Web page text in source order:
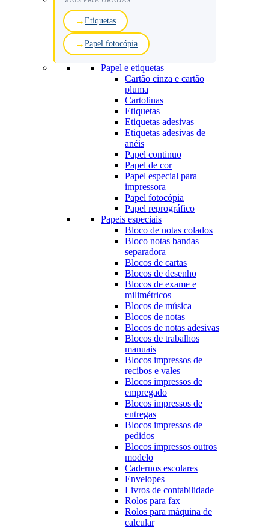
Etiquetas
Papel fotocópia
Papel e etiquetas
Cartão cinza e cartão
pluma
Cartolinas
Etiquetas
Etiquetas adesivas
Etiquetas adesivas de
anéis
Papel continuo
Papel de cor
Papel especial para
impressora
Papel fotocópia
Papel reprográfico
Papeis especiais
Bloco de notas colados
Bloco notas bandas
separadora
Blocos de cartas
Blocos de desenho
Blocos de exame e
milimétricos
Blocos de música
Blocos de notas
Blocos de notas adesivas
Blocos de trabalhos
manuais
Blocos impressos de
recibos e vales
Blocos impressos de
empregado
Blocos impressos de
entregas
Blocos impressos de
pedidos
Blocos impressos outros
modelo
Cadernos escolares
Envelopes
Livros de contabilidade
Rolos para fax
Rolos para máquina de
calcular